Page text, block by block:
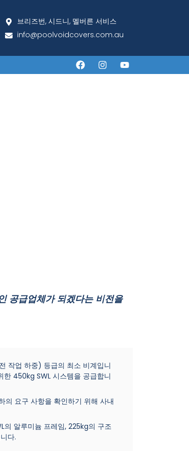
브리즈번, 시드니, 멜버른 서비스
info@poolvoidcovers.com.au
공급업체가 되겠다는 비전을
작업 하중) 등급의 최소 비계입니
한 450kg SWL 시스템을 공급합니
의 요구 사항을 확인하기 위해 사내
의 알루미늄 프레임, 225kg의 구조
다.